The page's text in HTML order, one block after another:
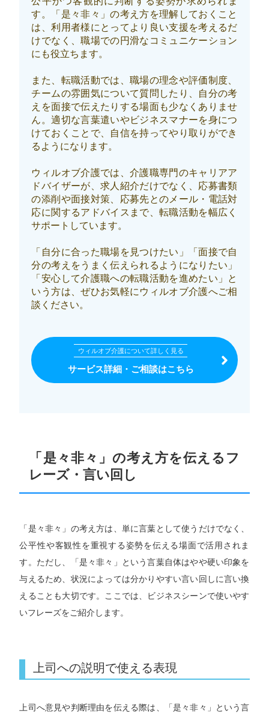
す。「是々非々」の考え方を理解しておくこと
は、利用者様にとってより良い支援を考えるだ
けでなく、職場での円滑なコミュニケーション
にも役立ちます。
また、転職活動では、職場の理念や評価制度、
チームの雰囲気について質問したり、自分の考
えを面接で伝えたりする場面も少なくありませ
ん。適切な言葉遣いやビジネスマナーを身につ
けておくことで、自信を持ってやり取りができ
るようになります。
ウィルオブ介護では、介護職専門のキャリアア
ドバイザーが、求人紹介だけでなく、応募書類
の添削や面接対策、応募先とのメール・電話対
応に関するアドバイスまで、転職活動を幅広く
サポートしています。
「自分に合った職場を見つけたい」「面接で自
分の考えをうまく伝えられるようになりたい」
「安心して介護職への転職活動を進めたい」と
いう方は、ぜひお気軽にウィルオブ介護へご相
談ください。
ウィルオブ介護について詳しく見る
サービス詳細・ご相談はこちら
「是々非々」の考え方を伝えるフ
レーズ・言い回し
「是々非々」の考え方は、単に言葉として使うだけでなく、
公平性や客観性を重視する姿勢を伝える場面で活用されま
す。ただし、「是々非々」という言葉自体はやや硬い印象を
与えるため、状況によっては分かりやすい言い回しに言い換
えることも大切です。ここでは、ビジネスシーンで使いやす
いフレーズをご紹介します。
上司への説明で使える表現
上司へ意見や判断理由を伝える際は、「是々非々」という言